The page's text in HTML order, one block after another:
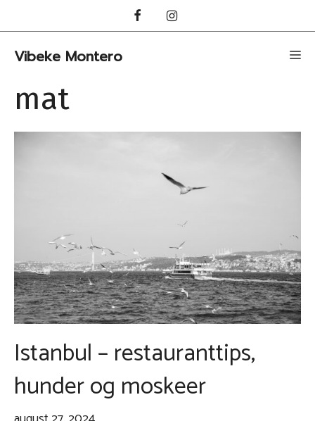
til
innhold
Vibeke Montero
mat
Istanbul – restauranttips,
hunder og moskeer